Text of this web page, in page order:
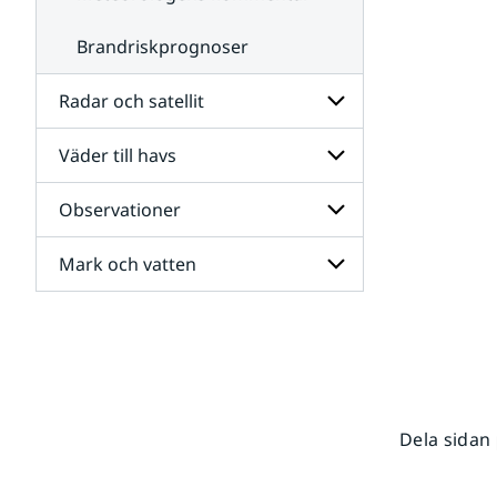
Brandriskprognoser
Radar och satellit
Undersidor
för
Radar
och
satellit
Väder till havs
Undersidor
för
Väder
till
havs
Observationer
Undersidor
för
Mark och vatten
Dela sidan